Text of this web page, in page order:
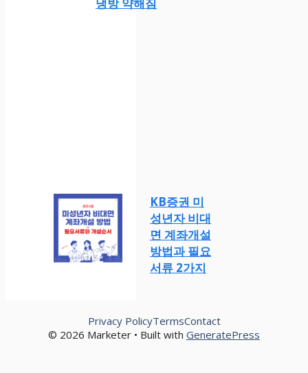
KB증권 미
성년자 비대
면 계좌개설
방법과 필요
서류 2가지
© 2026 Marketer • Built with GeneratePress
Privacy PolicyTermsContact